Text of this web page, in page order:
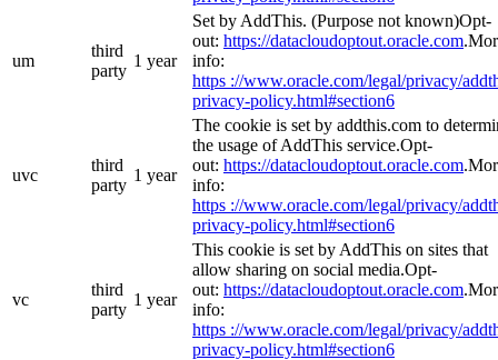
um
third
party
1 year
Set by AddThis. (Purpose not known)Opt-
out: https://datacloudoptout.oracle.com
info:
https ://www.oracle.com/legal/privacy/
privacy-policy.html#section6
uvc
third
party
1 year
The cookie is set by addthis.com to
the usage of AddThis service.Opt-
out: https://datacloudoptout.oracle.com
info:
https ://www.oracle.com/legal/privacy/
privacy-policy.html#section6
vc
third
party
1 year
This cookie is set by AddThis on sites that
allow sharing on social media.Opt-
out: https://datacloudoptout.oracle.com
info:
https ://www.oracle.com/legal/privacy/
privacy-policy.html#section6